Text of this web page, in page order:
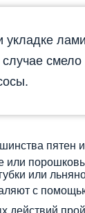
укладке
случае
пятен
или
с
действий